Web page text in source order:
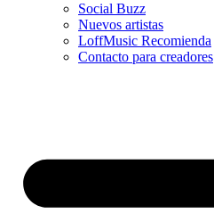
Social Buzz
Nuevos artistas
LoffMusic Recomienda
Contacto para creadores